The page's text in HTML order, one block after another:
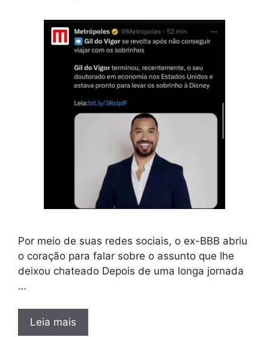
Por meio de suas redes sociais, o ex-BBB abriu
o coração para falar sobre o assunto que lhe
deixou chateado Depois de uma longa jornada
…
Leia mais